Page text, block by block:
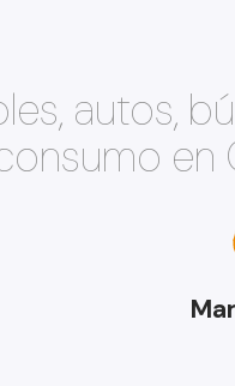
autos,
en